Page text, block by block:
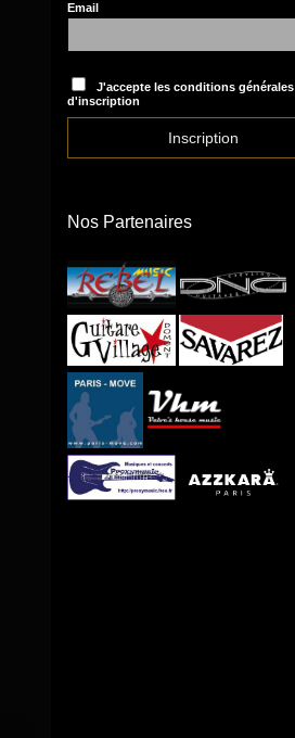
Email
J'accepte les conditions générales
d'inscription
Nos Partenaires